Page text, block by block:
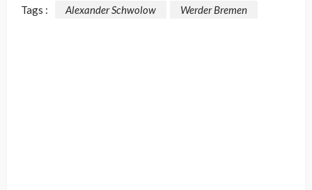
Tags : Alexander Schwolow Werder Bremen